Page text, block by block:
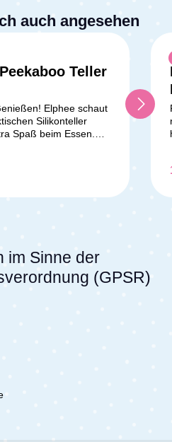
auch angesehen
Teller
Elphee schaut
Silikonteller
Spaß beim Essen.
Teller besteht
Ofen, Tiefkühler
senffarbene
Peekaboo-
in einer
Peekaboo Teller
im Sinne der
(GPSR)